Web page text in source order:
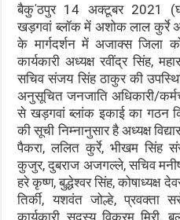
बैकु΄ठपुर 14 अक्टूबर 2021
खड़गवां ब्लॉक में अशोक लाल कुर्रे
के मार्गदर्शन में अजाक्स जिला
कार्यकारी अध्यक्ष रवींद्र सिंह,
सचिव संजय सिंह ठाकुर की
अनुसूचित जनजाति अधिकारी/
से खड़गवां ब्लांक इकाई का गठन
की सूची निम्नानुसार है अध्यक्ष
पैकरा, ललित कुर्रे, भीखम सिंह
कुजुर, दुबराज अजगल्ले, सचिव
हरे कृष्ण, बुद्धेश्वर सिंह, कोषाध्यक्ष
तिर्की, यशवंत जोल्हे, प्रवक्ता
कार्यकारी सदस्य विक्रम मिरी,